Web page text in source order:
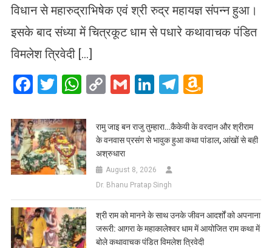
विधान से महारुद्राभिषेक एवं श्री रुद्र महायज्ञ संपन्न हुआ।
इसके बाद संध्या में चित्रकूट धाम से पधारे कथावाचक पंडित
विमलेश त्रिवेदी […]
Facebook
Twitter
WhatsApp
CopyGmailLinkedIn
Telegram
List
रामु जाइ बन राजु तुम्हारा…कैकेयी के वरदान और श्रीराम
के वनवास प्रसंग से भावुक हुआ कथा पांडाल, आंखों से बही
अश्रुधारा
August 8, 2026
Dr. Bhanu Pratap Singh
​श्री राम को मानने के साथ उनके जीवन आदर्शों को अपनाना
जरूरी: आगरा के महाकालेश्वर धाम में आयोजित राम कथा में
बोले कथावाचक पंडित विमलेश त्रिवेदी